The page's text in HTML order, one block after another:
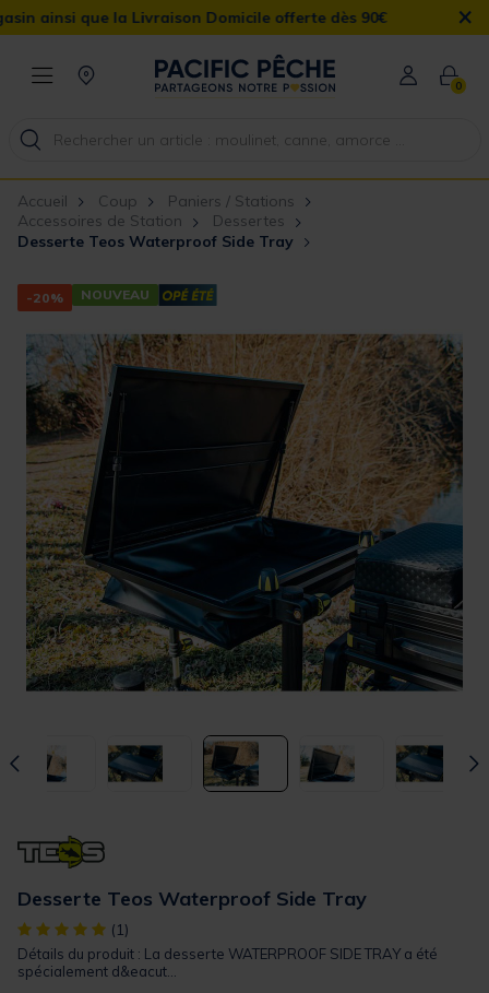
la Livraison Domicile offerte dès 90€ ×
0
Accueil Coup
Paniers / Stations
Accessoires de Station
Dessertes
Desserte Teos Waterproof Side Tray
-20% NOUVEAU
Desserte Teos Waterproof Side Tray
[object Object] out of 5 Customer Rating
(1)
Détails du produit : La desserte WATERPROOF SIDE TRAY a été
spécialement d&eacut...